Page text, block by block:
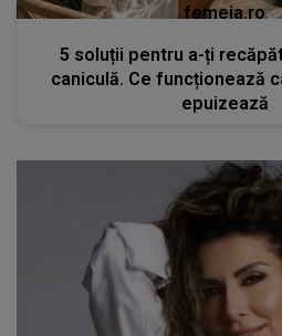
femeia.ro
5 soluții pentru a-ți
caniculă. Ce funcționează
epuizează